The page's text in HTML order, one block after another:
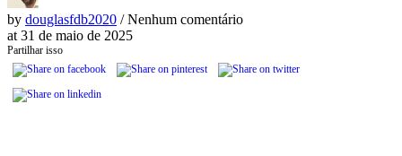
by douglasfdb2020 / Nenhum comentário
at 31 de maio de 2025
Partilhar isso